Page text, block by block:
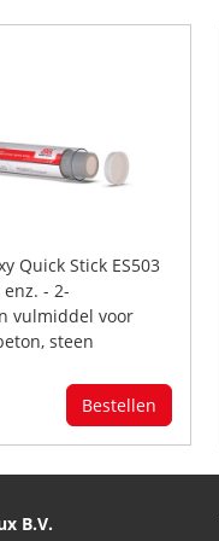
Quick Stick ES503
- 2-
vulmiddel voor
steen
Bestellen
B.V.